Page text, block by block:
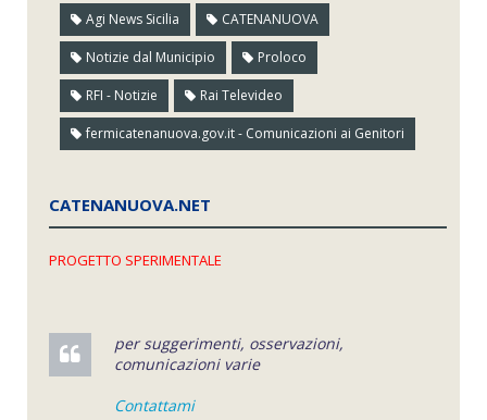
Agi News Sicilia CATENANUOVA
Notizie dal Municipio Proloco
RFI - Notizie Rai Televideo
fermicatenanuova.gov.it - Comunicazioni ai Genitori
CATENANUOVA.NET
PROGETTO SPERIMENTALE
per suggerimenti, osservazioni,
comunicazioni varie
Contattami